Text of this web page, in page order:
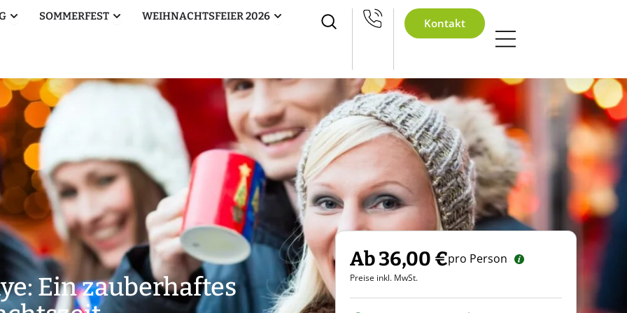
Öffne Betriebsausflug
SOMMERFEST Öffne Sommerfest
WEIHNACHTSFEIER 2026 Öffne Weihnachtsfeier 2026
Kontakt
Ein zauberhaftes
Ab 36,00 €pro Person
Preise inkl. MwSt.